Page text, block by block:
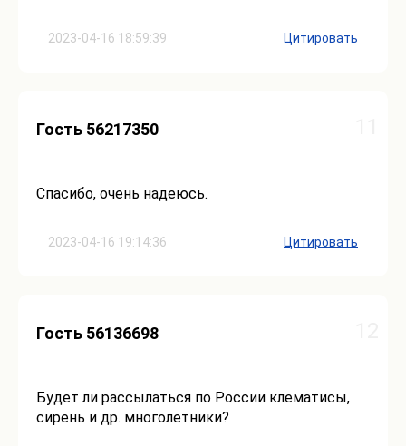
2023-04-16 18:59:39 Цитировать
2023-04-16 19:14:36
Гость 56217350
Спасибо, очень надеюсь.
Цитировать
Гость 56136698
Будет ли рассылаться по России клематисы,
сирень и др. многолетники?